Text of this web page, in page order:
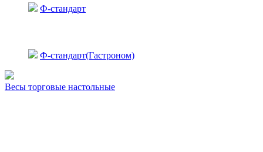
Ф-стандарт
Ф-стандарт(Гастроном)
Весы торговые настольные